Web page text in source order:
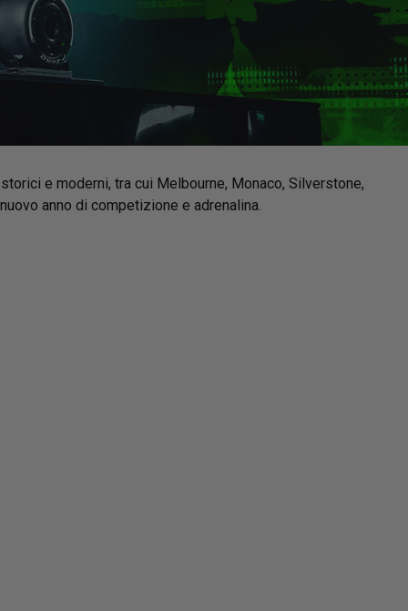
e moderni, tra cui Melbourne, Monaco, Silverstone,
anno di competizione e adrenalina.